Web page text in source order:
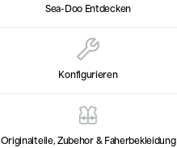
Sea-Doo Entdecken
Konfigurieren
Originalteile, Zubehor & Faherbekleidung